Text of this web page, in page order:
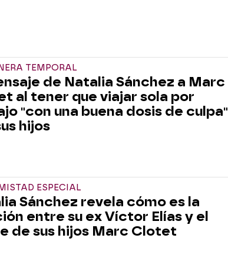
TEMPORAL
de Natalia Sánchez a Marc
al tener que viajar sola por
"con una buena dosis de culpa"
hijos
ESPECIAL
Sánchez revela cómo es la
entre su ex Víctor Elías y el
de sus hijos Marc Clotet